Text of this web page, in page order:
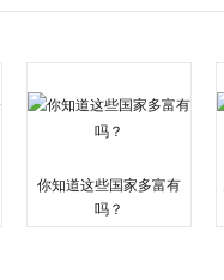
你知道这些国家多富有
吗？